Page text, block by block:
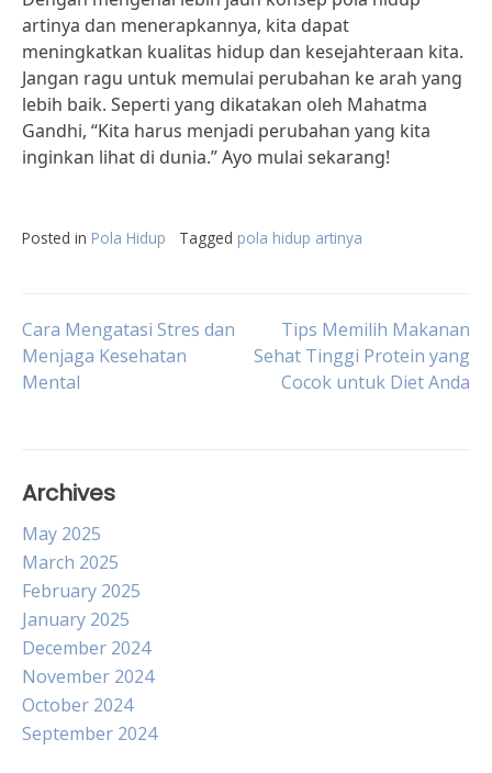
artinya dan menerapkannya, kita dapat
meningkatkan kualitas hidup dan kesejahteraan kita.
Jangan ragu untuk memulai perubahan ke arah yang
lebih baik. Seperti yang dikatakan oleh Mahatma
Gandhi, “Kita harus menjadi perubahan yang kita
inginkan lihat di dunia.” Ayo mulai sekarang!
Posted in Pola Hidup Tagged pola hidup artinya
Post
navigation
Cara Mengatasi Stres dan
Menjaga Kesehatan
Mental
Tips Memilih Makanan
Sehat Tinggi Protein yang
Cocok untuk Diet Anda
Archives
May 2025
March 2025
February 2025
January 2025
December 2024
November 2024
October 2024
September 2024